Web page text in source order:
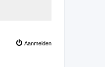
Aanmelden